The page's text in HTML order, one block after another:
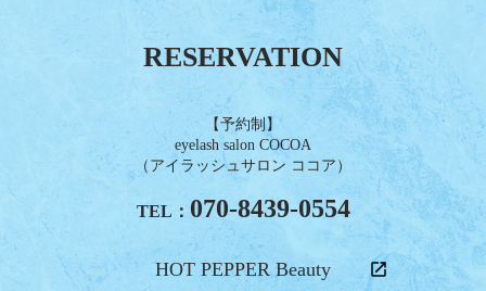
RESERVATION
【予約制】
eyelash salon COCOA
（アイラッシュサロン ココア）
TEL： 070-8439-0554
HOT PEPPER Beauty